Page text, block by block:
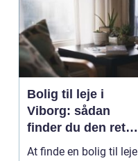
Bolig til leje i
Viborg: sådan
finder du den rette
lejlighed
At finde en bolig til leje